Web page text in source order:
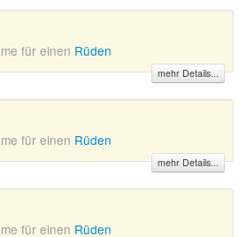
für einen Rüden
mehr Details...
für einen Rüden
mehr Details...
für einen Rüden